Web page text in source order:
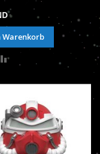
Warenkorb
ZUR
HINZUFÜGEN